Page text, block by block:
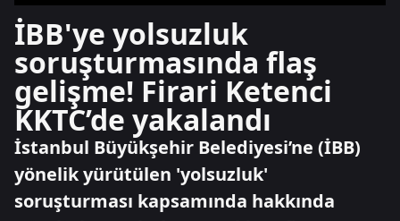
İBB'ye yolsuzluk
soruşturmasında flaş
gelişme! Firari Ketenci
KKTC’de yakalandı
İstanbul Büyükşehir Belediyesi’ne (İBB)
yönelik yürütülen 'yolsuzluk'
soruşturması kapsamında hakkında